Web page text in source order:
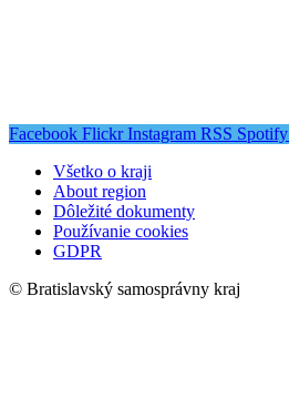
Facebook Flickr Instagram RSS Spotify
Všetko o kraji
About region
Dôležité dokumenty
Používanie cookies
GDPR
© Bratislavský samosprávny kraj